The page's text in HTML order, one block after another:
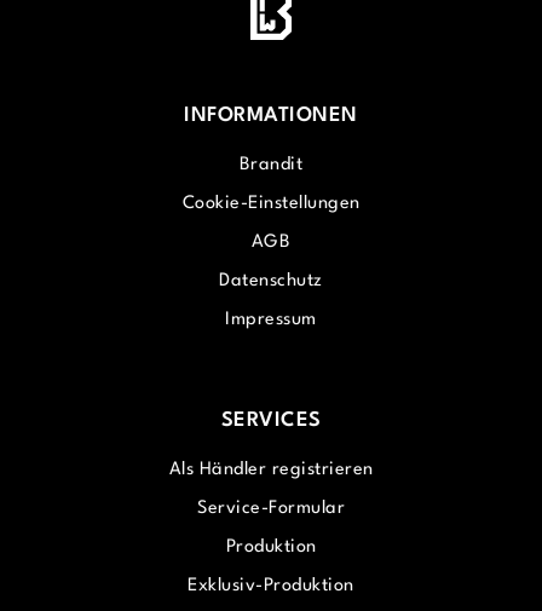
INFORMATIONEN
Brandit
Cookie-Einstellungen
AGB
Datenschutz
Impressum
SERVICES
Als Händler registrieren
Service-Formular
Produktion
Exklusiv-Produktion